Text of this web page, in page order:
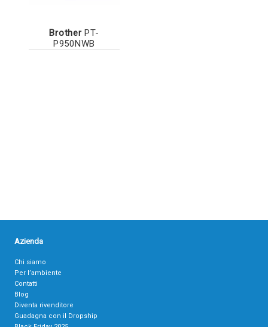
BrotherPT-
P950NWB
Azienda
Chi siamo
Per l’ambiente
Contatti
Blog
Diventa rivenditore
Guadagna con il Dropship